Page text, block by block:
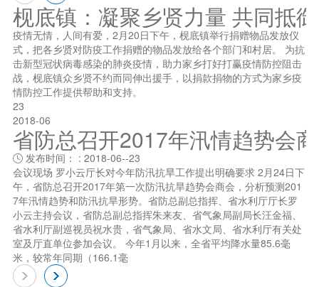
枧底镇：凝聚乡贤力量 共同抵
疫情无情，人间有爱，2月20日下午，枧底镇举行捐赠物品发放仪
式，把各乡贤对防疫工作捐赠的物品发放给各个部门和村居。 为抗
击新型冠状病毒感染的肺炎疫情，助力家乡打好打赢疫情防控阻击
战，枧底镇众乡贤不约而同伸出援手，以捐款捐物的方式为家乡疫
情防控工作提供帮助和支持。
23
2018-06
省防总召开2017年汛情趋势会
发布时间： : 2018-06--23
会议现场 罗小云厅长对今年防汛抗旱工作提出明确要求 2月24日下
午，省防总召开2017年第一次防汛抗旱趋势会商会，分析预测201
7年汛情趋势和防汛抗旱形势。省防总副总指挥、省水利厅厅长罗
小云主持会议，省防总副总指挥朱来友、省气象局副局长汪金福、
省水利厅副巡视员祝水贵，省气象局、省水文局、省水利厅有关处
室及厅直单位参加会议。 今年1月以来，全省平均降水量85.6毫
米，较常年同期（166.1毫